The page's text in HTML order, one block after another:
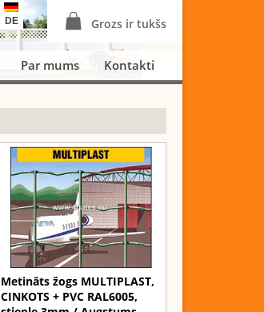
DE Grozs ir tukšs
Par mums Kontakti
Metināts žogs MULTIPLAST,
CINKOTS + PVC RAL6005,